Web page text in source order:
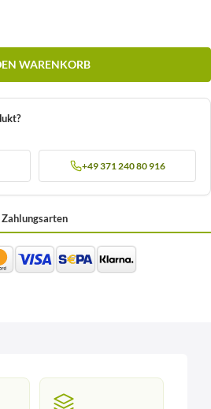
WARENKORB
+49 371 240 80 916
Zahlungsarten